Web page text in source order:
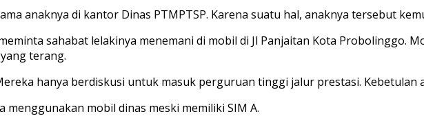
anaknya di kantor Dinas PTMPTSP. Karena suatu hal, anaknya tersebut
sahabat lelakinya menemani di mobil di Jl Panjaitan Kota Probolinggo.
terang.
hanya berdiskusi untuk masuk perguruan tinggi jalur prestasi. Kebetulan
mobil dinas meski memiliki SIM A.